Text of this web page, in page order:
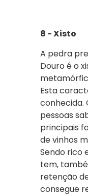
8 -Xisto
A pedra
Douro é o
Esta
conhecida.
pessoas
principais
de vinhos
Sendo rico
tem,
retenção
consegue